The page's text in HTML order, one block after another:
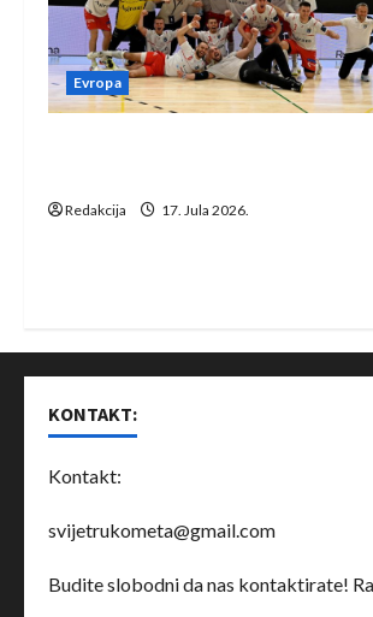
Evropa
Redakcija 17. Jula 2026.
KONTAKT:
Kontakt:
svijetrukometa@gmail.com
Budite slobodni da nas kontaktirate!